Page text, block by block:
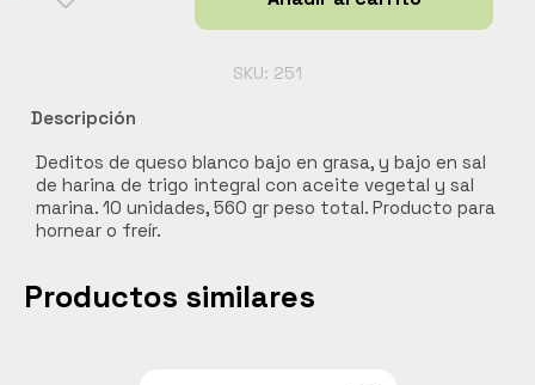
Hogar Jardín y mascotas
Bebidas funcionales
SKU: 251
Descripción
Deditos de queso blanco bajo en grasa, y bajo en sal
de harina de trigo integral con aceite vegetal y sal
marina. 10 unidades, 560 gr peso total. Producto para
hornear o freír.
Productos similares